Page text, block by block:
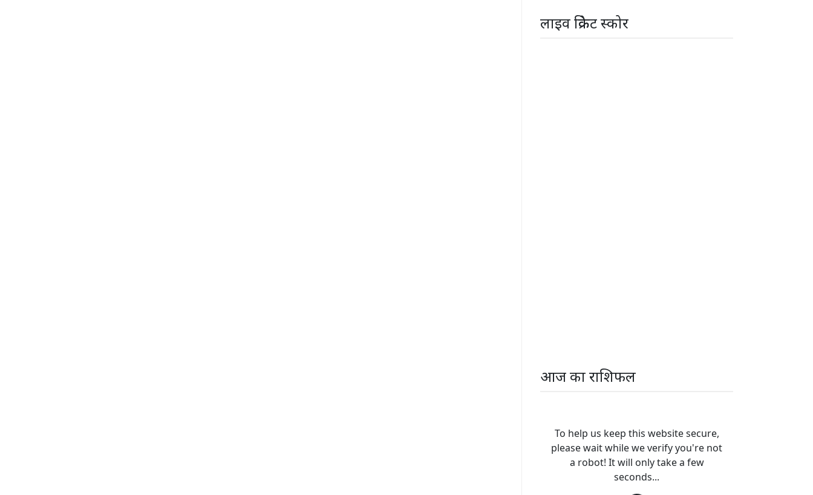
लाइव क्रिकेट स्कोर
आज का राशिफल